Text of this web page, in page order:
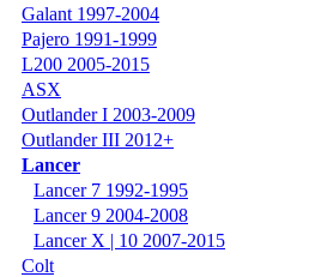
Galant 1997-2004
Pajero 1991-1999
L200 2005-2015
ASX
Outlander I 2003-2009
Outlander III 2012+
Lancer
Lancer 7 1992-1995
Lancer 9 2004-2008
Lancer X | 10 2007-2015
Colt